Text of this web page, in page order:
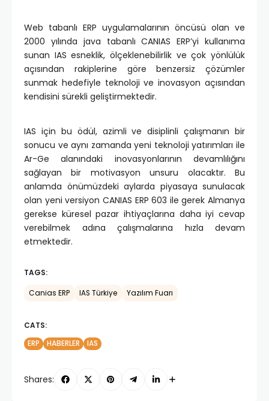
Web tabanlı ERP uygulamalarının öncüsü olan ve
2000 yılında java tabanlı CANIAS ERP’yi kullanıma
sunan IAS esneklik, ölçeklenebilirlik ve çok yönlülük
açısından rakiplerine göre benzersiz çözümler
sunmak hedefiyle teknoloji ve inovasyon açısından
kendisini sürekli geliştirmektedir.
IAS için bu ödül, azimli ve disiplinli çalışmanın bir
sonucu ve aynı zamanda yeni teknoloji yatırımları ile
Ar-Ge alanındaki inovasyonlarının devamlılığını
sağlayan bir motivasyon unsuru olacaktır. Bu
anlamda önümüzdeki aylarda piyasaya sunulacak
olan yeni versiyon CANIAS ERP 603 ile gerek Almanya
gerekse küresel pazar ihtiyaçlarına daha iyi cevap
verebilmek adına çalışmalarına hızla devam
etmektedir.
TAGS:
Canias ERP IAS Türkiye Yazılım Fuarı
CATS:
ERP
HABERLER IAS
Shares: